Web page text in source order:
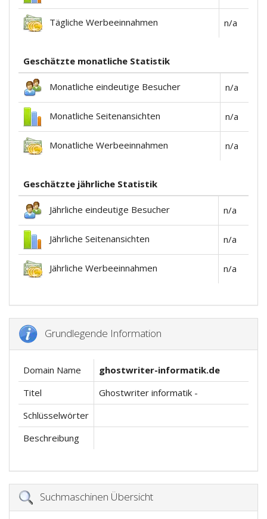
Tägliche Werbeeinnahmen n/a
Geschätzte monatliche Statistik
Monatliche eindeutige Besucher n/a
Monatliche Seitenansichten n/a
Monatliche Werbeeinnahmen n/a
Geschätzte jährliche Statistik
Jährliche eindeutige Besucher n/a
Jährliche Seitenansichten n/a
Jährliche Werbeeinnahmen n/a
Grundlegende Information
Domain Name
ghostwriter-informatik.de
Titel
Ghostwriter informatik -
Schlüsselwörter
Beschreibung
Suchmaschinen Übersicht